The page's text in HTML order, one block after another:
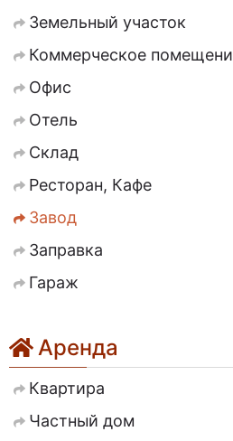
Земельный участок
Коммерческое
Офис
Отель
Склад
Ресторан, Кафе
Завод
Заправка
Гараж
Аренда
Квартира
Частный дом